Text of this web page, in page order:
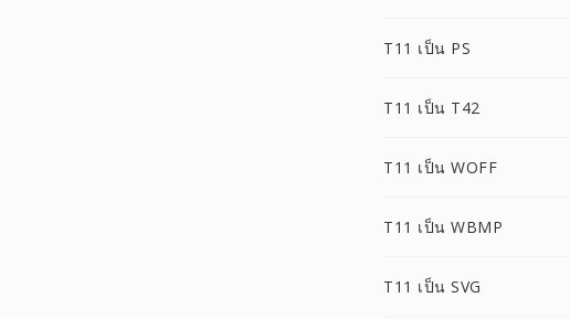
T11 เป็น PS
T11 เป็น T42
T11 เป็น WOFF
T11 เป็น WBMP
T11 เป็น SVG